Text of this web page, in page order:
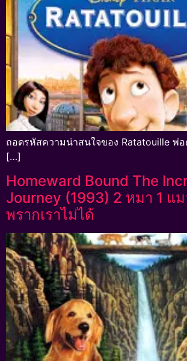
ถอดรหัสความน่าสนใจของ Ratatouille พ่
[…]
Homeward Bound The
Journey (1993) 2 หมา 1 แม
พรากเราไม่ได้